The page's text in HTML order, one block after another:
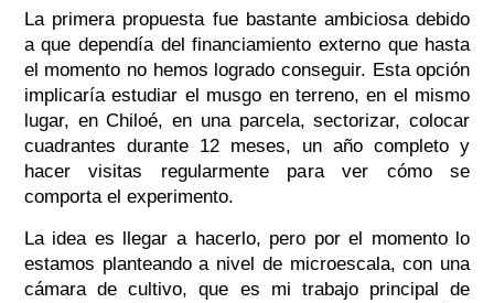
La primera propuesta fue bastante ambiciosa debido
a que dependía del financiamiento externo que hasta
el momento no hemos logrado conseguir. Esta opción
implicaría estudiar el musgo en terreno, en el mismo
lugar, en Chiloé, en una parcela, sectorizar, colocar
cuadrantes durante 12 meses, un año completo y
hacer visitas regularmente para ver cómo se
comporta el experimento.
La idea es llegar a hacerlo, pero por el momento lo
estamos planteando a nivel de microescala, con una
cámara de cultivo, que es mi trabajo principal de